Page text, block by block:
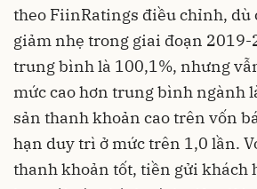
theo FiinRatings điều chỉnh, dù
giảm nhẹ trong giai đoạn 2019-
trung bình là 100,1%, nhưng
mức cao hơn trung bình ngành
sản thanh khoản cao trên vốn
hạn duy trì ở mức trên 1,0 lần.
thanh khoản tốt, tiền gửi khách